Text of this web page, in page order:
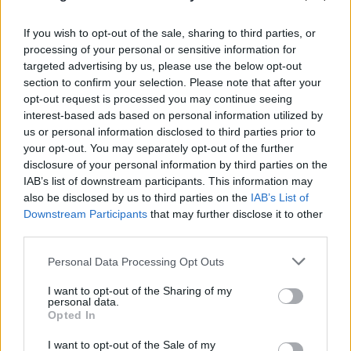
If you wish to opt-out of the sale, sharing to third parties, or
processing of your personal or sensitive information for
targeted advertising by us, please use the below opt-out
section to confirm your selection. Please note that after your
opt-out request is processed you may continue seeing
interest-based ads based on personal information utilized by
us or personal information disclosed to third parties prior to
your opt-out. You may separately opt-out of the further
disclosure of your personal information by third parties on the
IAB’s list of downstream participants. This information may
also be disclosed by us to third parties on the IAB’s List of
Downstream Participants that may further disclose it to other
Please note that this website/app uses one or more Google
not limited to your visit or usage behaviour. You may click to
grant or deny consent to Google and its third-party tags to
use your data for below specified purposes in below Google
consent section.
Personal Data Processing Opt Outs
I want to opt-out of the Sharing of my
personal data.
Opted In
I want to opt-out of the Sale of my
εργαλείο διάλυσης. Επιπλέον, ζήτησε να διεξαχθεί
ψηφοφορία.
Αυτό φαίνεται και από τοαιχμηρό κείμενο της
Έφης Αχτσιόγλου, που κατηγορεί ευθέως τον
Στέφανο Κασσελάκη ότι έχει βάλει τον ΣΥΡΙΖΑ σε
τροχιά διάλυσης και ζητά ψηφοφορία για να
αποφασιστεί εάν πρέπει να γίνει δημοψήφισμα για
τις διαγραφές.